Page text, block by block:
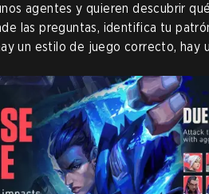
agentes y quieren descubrir
las preguntas, identifica tu
un estilo de juego correcto, hay